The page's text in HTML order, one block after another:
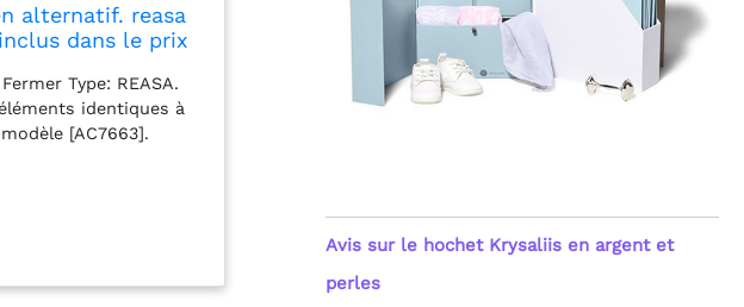
alternatif. reasa
dans le prix
Type: REASA.
identiques à
[AC7663].
reconnus ne
texte de message
Avis sur le hochet Krysaliis en argent et
perles